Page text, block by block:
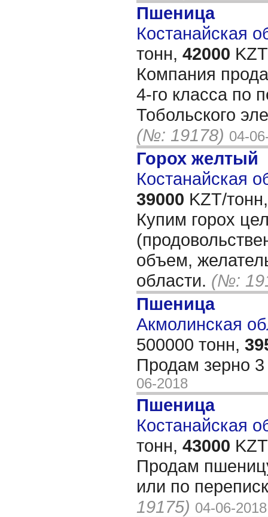
Пшеница
Костанайская
тонн, 42000
Компания
4-го класса по
Тобольского
(№: 19178) 04-
Горох желтый
Костанайская
39000 KZT/тонн,
Купим горох
объем,
области. (№:
Пшеница
Акмолинская
500000 тонн,
Продам зерно
06-2018
Пшеница
Костанайская
тонн, 43000
Продам
или по
19175) 04-06-2018